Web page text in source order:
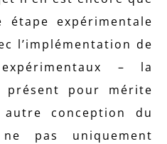
étape expérimentale
l’implémentation de
– la
présent pour mérite
autre conception du
pas uniquement